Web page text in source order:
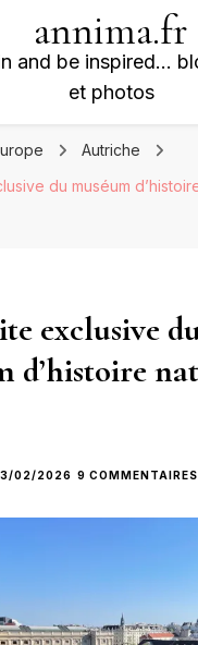
annima.fr
and be inspired…
et photos
Autriche
du muséum
exclusive
d’histoire
02/2026 9 COMMENTAIRES